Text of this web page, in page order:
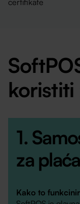
certifikate
koristiti
1.
za
Kako to